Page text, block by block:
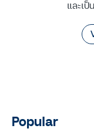
และเ
Popular